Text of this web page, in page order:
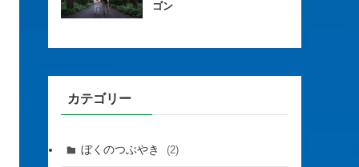
ゴン
カテゴリー
ぼくのつぶやき (2)